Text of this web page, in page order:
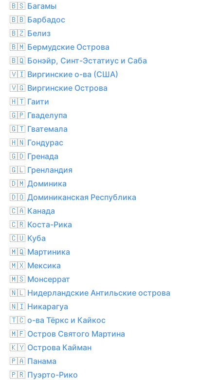
🇧🇸 Багамы
🇧🇧 Барбадос
🇧🇿 Белиз
🇧🇲 Бермудские Острова
🇧🇶 Бонэйр, Синт-Эстатиус и Саба
🇻🇮 Виргинские о-ва (США)
🇻🇬 Виргинские Острова
🇭🇹 Гаити
🇬🇵 Гваделупа
🇬🇹 Гватемала
🇭🇳 Гондурас
🇬🇩 Гренада
🇬🇱 Гренландия
🇩🇲 Доминика
🇩🇴 Доминиканская Республика
🇨🇦 Канада
🇨🇷 Коста-Рика
🇨🇺 Куба
🇲🇶 Мартиника
🇲🇽 Мексика
🇲🇸 Монсеррат
🇳🇱 Нидерландские Антильские острова
🇳🇮 Никарагуа
🇹🇨 о-ва Тёркс и Кайкос
🇲🇫 Остров Святого Мартина
🇰🇾 Острова Кайман
🇵🇦 Панама
🇵🇷 Пуэрто-Рико